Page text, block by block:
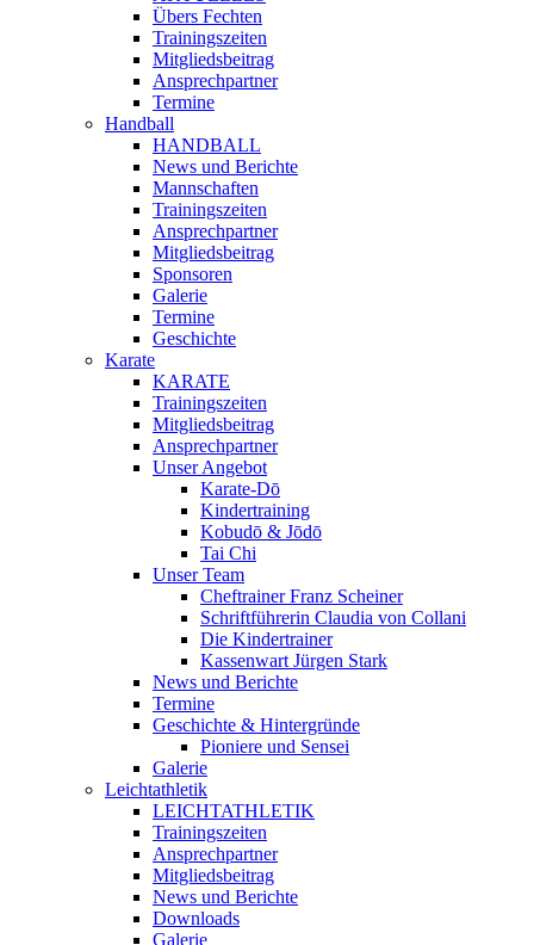
Übers Fechten
Trainingszeiten
Mitgliedsbeitrag
Ansprechpartner
Termine
Handball
HANDBALL
News und Berichte
Mannschaften
Trainingszeiten
Ansprechpartner
Mitgliedsbeitrag
Sponsoren
Galerie
Termine
Geschichte
Karate
KARATE
Trainingszeiten
Mitgliedsbeitrag
Ansprechpartner
Unser Angebot
Karate-Dō
Kindertraining
Kobudō & Jōdō
Tai Chi
Unser Team
Cheftrainer Franz Scheiner
Schriftführerin Claudia von Collani
Die Kindertrainer
Kassenwart Jürgen Stark
News und Berichte
Termine
Geschichte & Hintergründe
Pioniere und Sensei
Galerie
Leichtathletik
LEICHTATHLETIK
Trainingszeiten
Ansprechpartner
Mitgliedsbeitrag
News und Berichte
Downloads
Galerie